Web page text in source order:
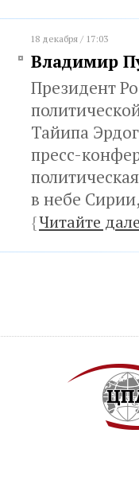
18 декабря / 17:03
Владимир
Президент
Тайипа
пресс-
в небе
{Читайте